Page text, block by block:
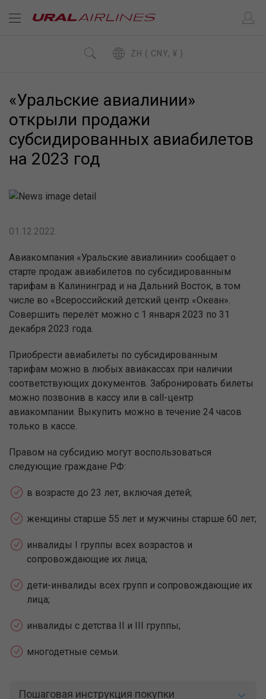
ZH ( CNY, ¥ )
«Уральские авиалинии»
открыли продажи
субсидированных авиабилетов
на 2023 год
01.12.2022
Авиакомпания «Уральские авиалинии» сообщает о
старте продаж авиабилетов по субсидированным
тарифам в Калининград и на Дальний Восток, в том
числе во «Всероссийский детский центр «Океан».
Совершить перелёт можно с 1 января 2023 по 31
декабря 2023 года.
Приобрести авиабилеты по субсидированным
тарифам можно в любых авиакассах при наличии
соответствующих документов. Забронировать билеты
можно позвонив в кассу или в call-центр
авиакомпании. Выкупить можно в течение 24 часов
только в кассе.
Правом на субсидию могут воспользоваться
следующие граждане РФ:
в возрасте до 23 лет, включая детей;
женщины старше 55 лет и мужчины старше 60 лет;
инвалиды I группы всех возрастов и
сопровождающие их лица;
дети-инвалиды всех групп и сопровождающие их
лица;
инвалиды с детства II и III группы;
многодетные семьи.
Пошаговая инструкция покупки